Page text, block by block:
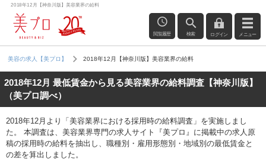
2018年12月【神奈川版】美容業界の給料
閲覧履歴 検索 ログイン メニュー
美容の求人【美プロ】 2018年12月【神奈川版】美容業界の給料
2018年12月 最低賃金から見る美容業界の給料調査【神奈川版】
（美プロ調べ）
2018年12月より「美容業界における採用時の給料調査」を実施しまし
た。 本調査は、美容業界専門の求人サイト『美プロ』に掲載中の求人原
稿の採用時の給料を抽出し、職種別・雇用形態別・地域別の最低賃金と
の差を算出しました。